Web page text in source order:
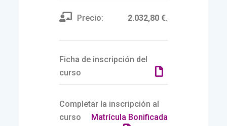
Precio: 2.032,80 €.
Ficha de inscripción del
curso
Completar la inscripción al
curso
Matrícula Bonificada